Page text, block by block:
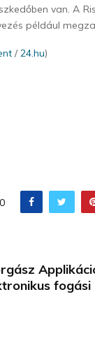
van. A
például
/24.hu)
0
fogási